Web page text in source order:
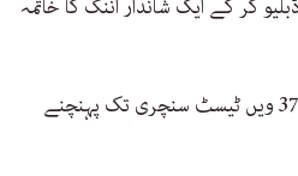
کر کے ایک شاندار اننگ کا خاتمہ
کپتان سمتھ نے بیتھل کو اپنی 37 ویں ٹیسٹ سنچری تک پہنچنے